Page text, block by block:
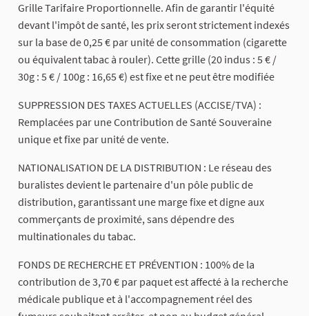
Grille Tarifaire Proportionnelle. Afin de garantir l'équité
devant l'impôt de santé, les prix seront strictement indexés
sur la base de 0,25 € par unité de consommation (cigarette
ou équivalent tabac à rouler). Cette grille (20 indus : 5 € /
30g : 5 € / 100g : 16,65 €) est fixe et ne peut être modifiée
SUPPRESSION DES TAXES ACTUELLES (ACCISE/TVA) :
Remplacées par une Contribution de Santé Souveraine
unique et fixe par unité de vente.
NATIONALISATION DE LA DISTRIBUTION : Le réseau des
buralistes devient le partenaire d'un pôle public de
distribution, garantissant une marge fixe et digne aux
commerçants de proximité, sans dépendre des
multinationales du tabac.
FONDS DE RECHERCHE ET PRÉVENTION : 100% de la
contribution de 3,70 € par paquet est affecté à la recherche
médicale publique et à l'accompagnement réel des